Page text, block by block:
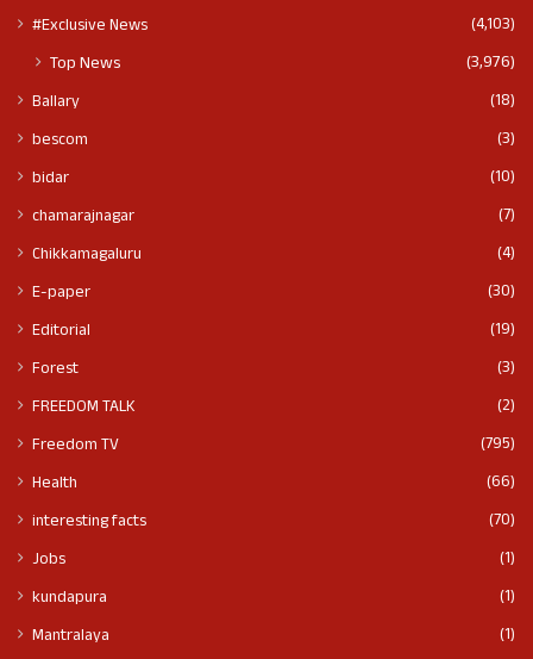
#Exclusive News (4,103)
Top News (3,976)
Ballary
(18)
bescom
(3)
bidar
(10)
chamarajnagar
(7)
Chikkamagaluru
(4)
E-paper
(30)
Editorial
(19)
Forest
(3)
FREEDOM TALK
(2)
Freedom TV
(795)
Health
(66)
interesting facts
(70)
Jobs
(1)
kundapura
(1)
Mantralaya
(1)